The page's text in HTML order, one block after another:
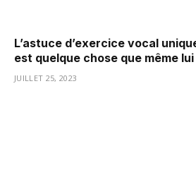
L’astuce d’exercice vocal
est quelque chose que même
JUILLET 25, 2023